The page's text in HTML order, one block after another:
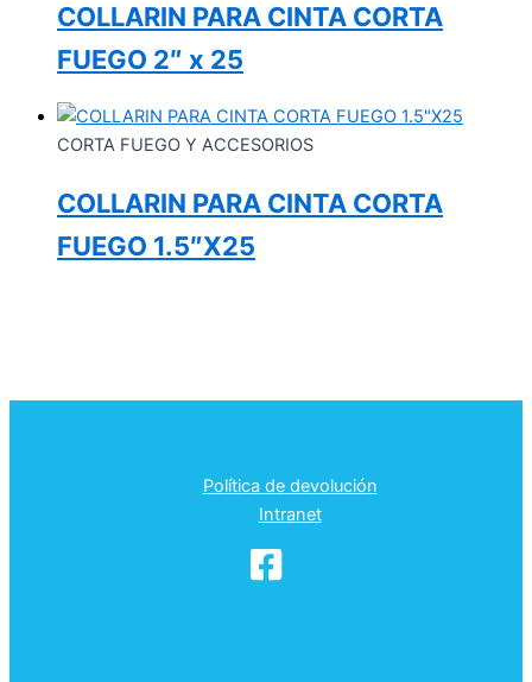
COLLARIN PARA CINTA CORTA
FUEGO 2″ x 25
CORTA FUEGO Y ACCESORIOS
COLLARIN PARA CINTA CORTA
FUEGO 1.5″X25
Política de devolución
Intranet